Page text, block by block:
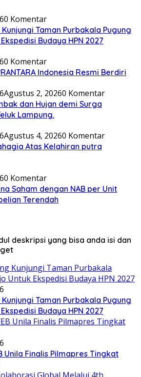
0 Komentar
Kunjungi Taman Purbakala Pugung
Budaya HPN 2027
0 Komentar
Indonesia Resmi Berdiri
Agustus 2, 20260 Komentar
dan Hujan demi Surga
Lampung.
Agustus 4, 20260 Komentar
Atas Kelahiran putra
0 Komentar
Saham dengan NAB per Unit
Terendah
deskripsi yang bisa anda isi dan
Kunjungi Taman Purbakala Pugung
Budaya HPN 2027
Unila Finalis Pilmapres Tingkat